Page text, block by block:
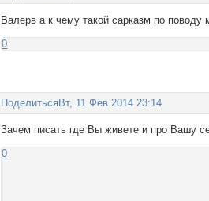
Валерв а к чему такой сарказм по
0
Поделиться Вт, 11 Фев 2014 23:14
Зачем писать где Вы живете и про Вашу
0